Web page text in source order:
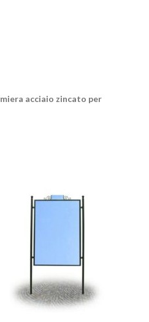
acciaio zincato per